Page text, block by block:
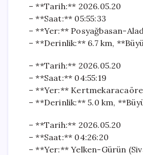
– **Tarih:** 2026.05.20
– **Saat:** 05:55:33
– **Yer:** Posyağbasan-
– **Derinlik:** 6.7 km,
– **Tarih:** 2026.05.20
– **Saat:** 04:55:19
– **Yer:**
– **Derinlik:** 5.0 km,
– **Tarih:** 2026.05.20
– **Saat:** 04:26:20
– **Yer:** Yelken-Gürün